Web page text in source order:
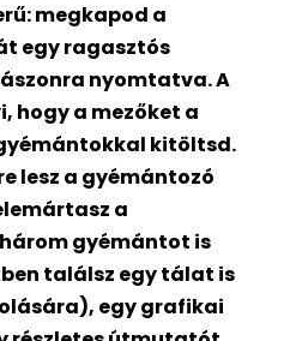
megkapod a
egy ragasztós
nyomtatva. A
hogy a mezőket a
kitöltsd.
lesz a gyémántozó
a
gyémántot is
találsz egy tálat is
egy grafikai